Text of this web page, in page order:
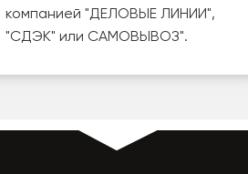
компанией"ДЕЛОВЫЕ ЛИНИИ",
"СДЭК" или САМОВЫВОЗ".